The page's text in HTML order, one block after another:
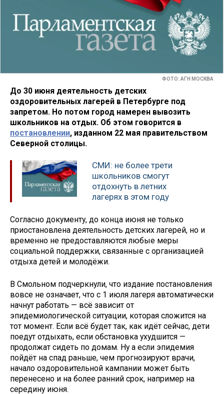
ФОТО: АГН МОСКВА
До 30 июня деятельность детских
оздоровительных лагерей в Петербурге под
запретом. Но потом город намерен вывозить
школьников на отдых. Об этом говорится в
постановлении, изданном 22 мая правительством
Северной столицы.
СМИ: не более трети
школьников смогут
отдохнуть в летних
лагерях в этом году
Согласно документу, до конца июня не только
приостановлена деятельность детских лагерей, но и
временно не предоставляются любые меры
социальной поддержки, связанные с организацией
отдыха детей и молодёжи.
В Смольном подчеркнули, что издание постановления
вовсе не означает, что с 1 июля лагеря автоматически
начнут работать — всё зависит от
эпидемиологической ситуации, которая сложится на
тот момент. Если всё будет так, как идёт сейчас, дети
поедут отдыхать, если обстановка ухудшится —
продолжат сидеть по домам. Ну а если эпидемия
пойдёт на спад раньше, чем прогнозируют врачи,
начало оздоровительной кампании может быть
перенесено и на более ранний срок, например на
середину июня.